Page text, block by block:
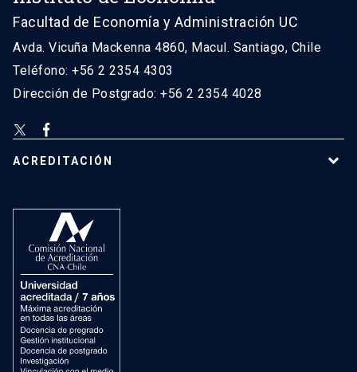
Facultad de Economía y Administración UC
Avda. Vicuña Mackenna 4860, Macul. Santiago, Chile
Teléfono: +56 2 2354 4303
Dirección de Postgrado: +56 2 2354 4028
ACREDITACIÓN